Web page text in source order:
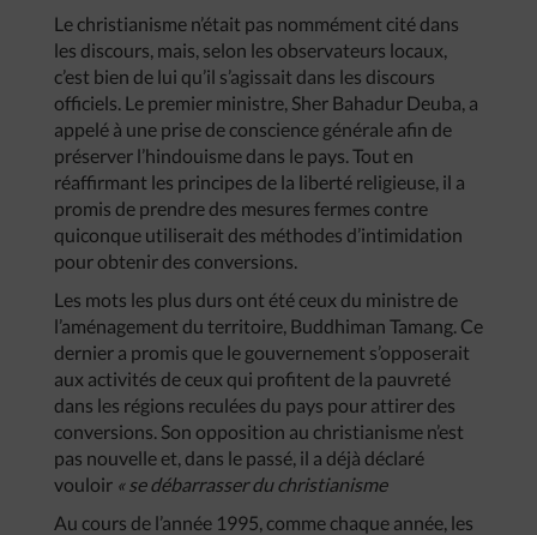
Le christianisme n’était pas nommément cité dans
les discours, mais, selon les observateurs locaux,
c’est bien de lui qu’il s’agissait dans les discours
officiels. Le premier ministre, Sher Bahadur Deuba, a
appelé à une prise de conscience générale afin de
préserver l’hindouisme dans le pays. Tout en
réaffirmant les principes de la liberté religieuse, il a
promis de prendre des mesures fermes contre
quiconque utiliserait des méthodes d’intimidation
pour obtenir des conversions.
Les mots les plus durs ont été ceux du ministre de
l’aménagement du territoire, Buddhiman Tamang. Ce
dernier a promis que le gouvernement s’opposerait
aux activités de ceux qui profitent de la pauvreté
dans les régions reculées du pays pour attirer des
conversions. Son opposition au christianisme n’est
pas nouvelle et, dans le passé, il a déjà déclaré
vouloir « se débarrasser du christianisme
Au cours de l’année 1995, comme chaque année, les